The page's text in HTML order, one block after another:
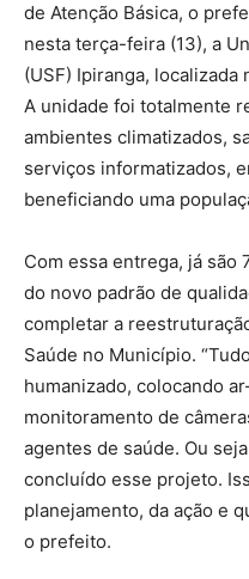
de Atenção Básica, o
nesta terça-feira (13), a
(USF) Ipiranga, localizada
A unidade foi totalmente
ambientes climatizados,
serviços informatizados,
beneficiando uma
Com essa entrega, já são
do novo padrão de
completar a
Saúde no Município.
humanizado, colocando
monitoramento de
agentes de saúde. Ou
concluído esse projeto.
planejamento, da ação e
o prefeito.